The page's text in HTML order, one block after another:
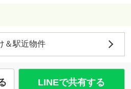
＆駅近物件
LINEで共有する